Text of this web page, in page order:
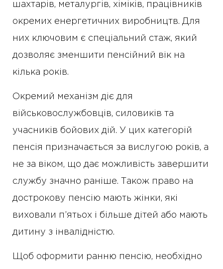
шахтарів, металургів, хіміків, працівників
окремих енергетичних виробництв. Для
них ключовим є спеціальний стаж, який
дозволяє зменшити пенсійний вік на
кілька років.
Окремий механізм діє для
військовослужбовців, силовиків та
учасників бойових дій. У цих категорій
пенсія призначається за вислугою років, а
не за віком, що дає можливість завершити
службу значно раніше. Також право на
дострокову пенсію мають жінки, які
виховали п’ятьох і більше дітей або мають
дитину з інвалідністю.
Щоб оформити ранню пенсію, необхідно